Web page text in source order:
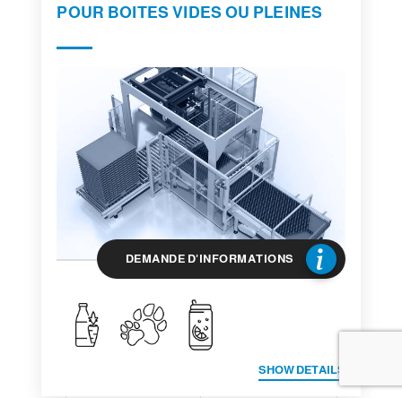
POUR BOITES VIDES OU PLEINES
DEMANDE D'INFORMATIONS
SHOW DETAILS